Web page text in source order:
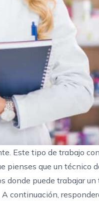
Este tipo de trabajo
pienses que un técnico
donde puede trabajar
continuación,